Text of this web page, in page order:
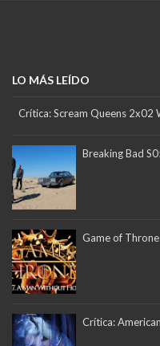
LO MÁS LEÍDO
Crítica: Scream Queens 2x02
Breaking Bad
Game of
Crítica: